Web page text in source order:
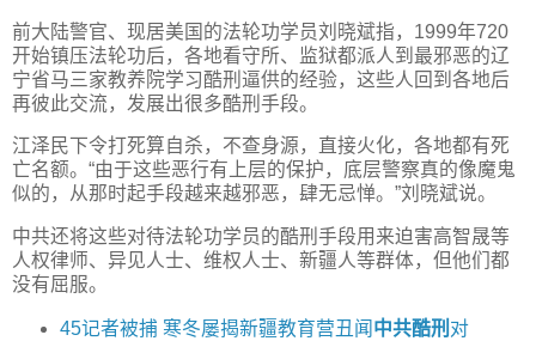
前大陆警官、现居美国的法轮功学员刘晓斌指，1999年720
开始镇压法轮功后，各地看守所、监狱都派人到最邪恶的辽
宁省马三家教养院学习酷刑逼供的经验，这些人回到各地后
再彼此交流，发展出很多酷刑手段。
江泽民下令打死算自杀，不查身源，直接火化，各地都有死
亡名额。“由于这些恶行有上层的保护，底层警察真的像魔鬼
似的，从那时起手段越来越邪恶，肆无忌惮。”刘晓斌说。
中共还将这些对待法轮功学员的酷刑手段用来迫害高智晟等
人权律师、异见人士、维权人士、新疆人等群体，但他们都
没有屈服。
45记者被捕 寒冬屡揭新疆教育营丑闻 中共酷刑 对